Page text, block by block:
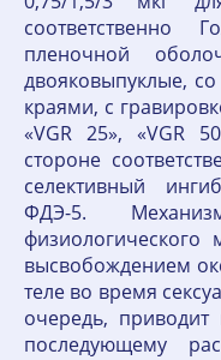
соответственно
пленочной
двояковыпуклые,
краями, с
«VGR 25», «VGR
стороне
селективный
ФДЭ-5.
физиологического
высвобождением
теле во время
очередь,
последующему